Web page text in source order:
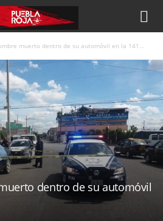
muerto dentro de su automóvil en la 141...
dentro de su automóvil